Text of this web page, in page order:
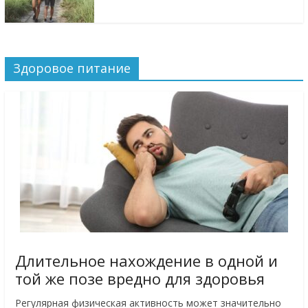
Здоровое питание
Длительное нахождение в одной и
той же позе вредно для здоровья
Регулярная физическая активность может значительно